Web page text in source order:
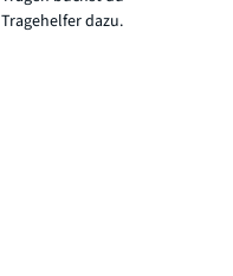
Tragehelfer dazu.